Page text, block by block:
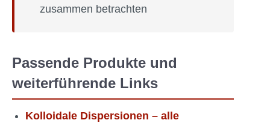
zusammen betrachten
Passende Produkte und
weiterführende Links
Kolloidale Dispersionen – alle